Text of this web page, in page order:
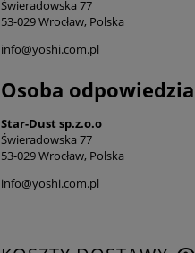
Świeradowska 77
53-029 Wrocław, Polska
info@yoshi.com.pl
Osoba
Star-Dust sp.z.o.o
Świeradowska 77
53-029 Wrocław, Polska
info@yoshi.com.pl